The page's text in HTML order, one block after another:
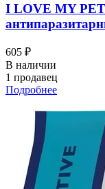
I LOVЕ MY
605 ₽
В наличии
1 продавец
Подробнее